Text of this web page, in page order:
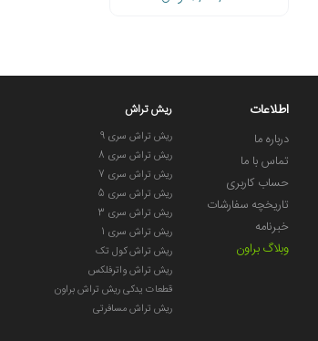
اطلاعات
درباره ما
تماس با ما
حساب کاربری
تاریخچه سفارشات
خبرنامه
وبلاگ براون
ریش تراش
ریش تراش سری 9
ریش تراش سری 8
ریش تراش سری 7
ریش تراش سری 5
ریش تراش سری 3
ریش تراش سری 1
ریش تراش کول تک
ریش تراش واترفلکس
قطعات یدکی ریش تراش براون
ریش تراش مسافرتی